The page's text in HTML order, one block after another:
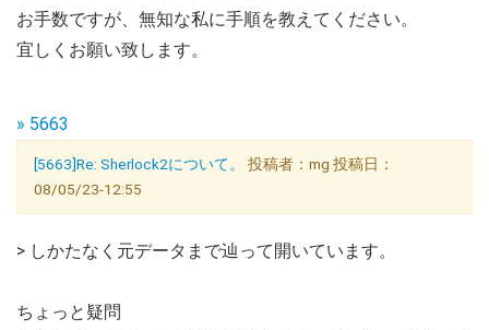
お手数ですが、無知な私に手順を教えてください。
宜しくお願い致します。
» 5663
[5663]Re: Sherlock2について。
投稿者：mg 投稿日：
08/05/23-12:55
> しかたなく元データまで辿って開いています。
ちょっと疑問